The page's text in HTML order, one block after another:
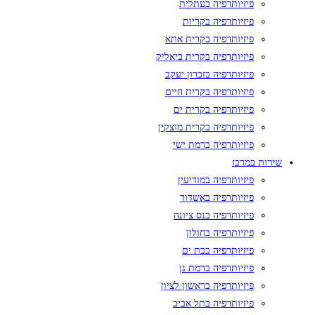
פיזיותרפיה בעתלית
פיזיותרפיה בקריות
פיזיותרפיה בקרית אתא
פיזיותרפיה בקרית ביאליק
פיזיותרפיה בזכרון יעקב
פיזיותרפיה בקרית חיים
פיזיותרפיה בקרית ים
פיזיותרפיה בקרית מוצקין
פיזיותרפיה ברמת ישי
שירות במרכז
פיזיותרפיה במודיעין
פיזיותרפיה באשדוד
פיזיותרפיה בנס ציונה
פיזיותרפיה בחולון
פיזיותרפיה בבת ים
פיזיותרפיה ברמת גן
פיזיותרפיה בראשון לציון
פיזיותרפיה בתל אביב